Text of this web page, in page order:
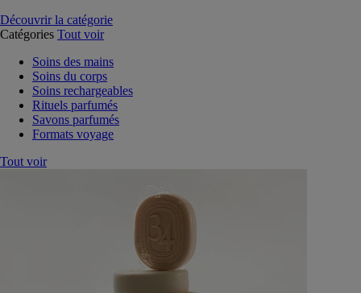
Découvrir la catégorie
Catégories Tout voir
Soins des mains
Soins du corps
Soins rechargeables
Rituels parfumés
Savons parfumés
Formats voyage
Tout voir